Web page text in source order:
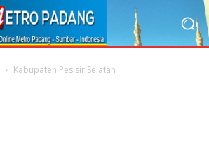
Kabupaten Pesisir Selatan